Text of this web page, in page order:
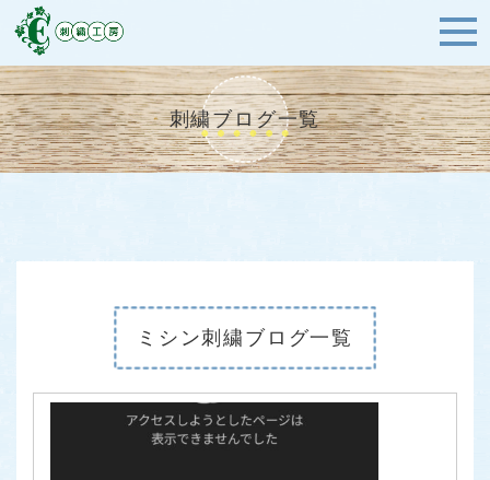
刺繍ブログ一覧
ミシン刺繍ブログ一覧